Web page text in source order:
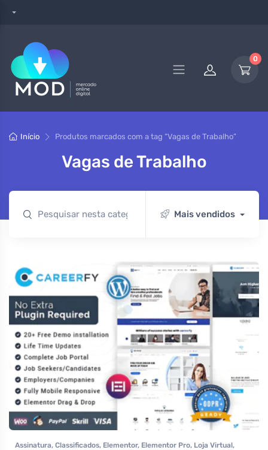
0
Início Produtos marcados com a tag “Vagas de Trabalho”
Vagas de Trabalho
Mais vendidos
Assinatura, Classificados, Elementor, Elementor Pro, Loja Virtual,